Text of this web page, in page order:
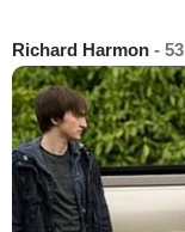
Richard Harmon - 53